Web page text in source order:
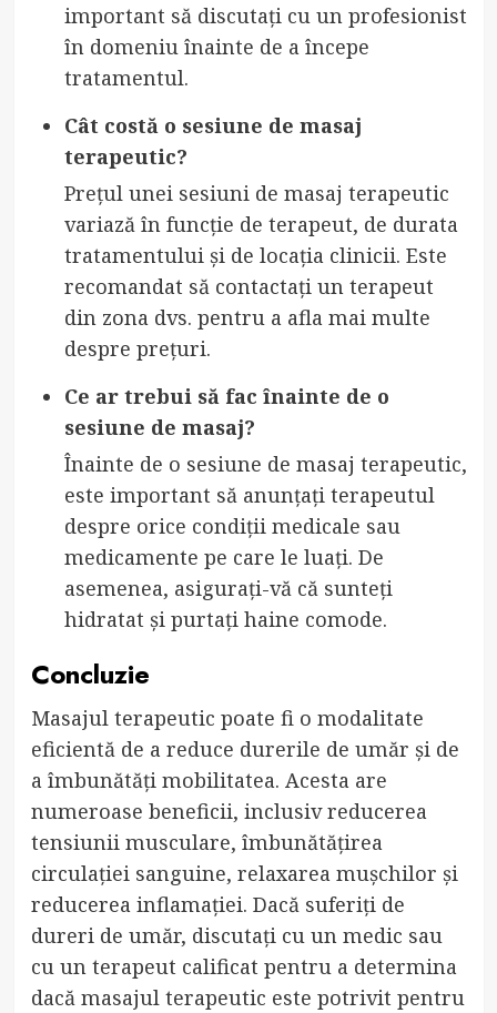
important să discutați cu un profesionist
în domeniu înainte de a începe
tratamentul.
Cât costă o sesiune de masaj
terapeutic?
Prețul unei sesiuni de masaj terapeutic
variază în funcție de terapeut, de durata
tratamentului și de locația clinicii. Este
recomandat să contactați un terapeut
din zona dvs. pentru a afla mai multe
despre prețuri.
Ce ar trebui să fac înainte de o
sesiune de masaj?
Înainte de o sesiune de masaj terapeutic,
este important să anunțați terapeutul
despre orice condiții medicale sau
medicamente pe care le luați. De
asemenea, asigurați-vă că sunteți
hidratat și purtați haine comode.
Concluzie
Masajul terapeutic poate fi o modalitate
eficientă de a reduce durerile de umăr și de
a îmbunătăți mobilitatea. Acesta are
numeroase beneficii, inclusiv reducerea
tensiunii musculare, îmbunătățirea
circulației sanguine, relaxarea mușchilor și
reducerea inflamației. Dacă suferiți de
dureri de umăr, discutați cu un medic sau
cu un terapeut calificat pentru a determina
dacă masajul terapeutic este potrivit pentru